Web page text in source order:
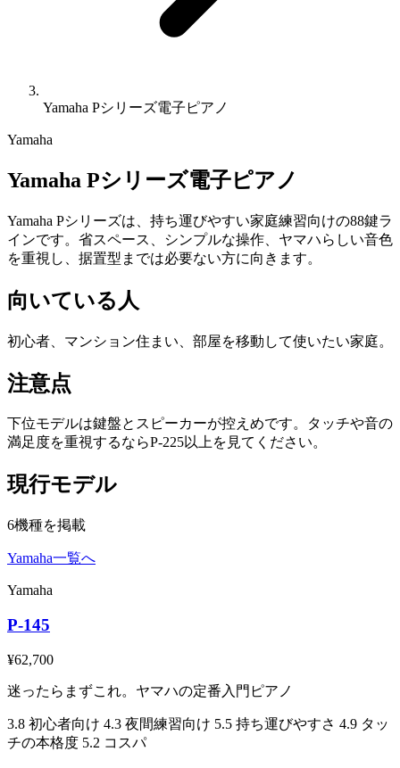
Yamaha Pシリーズ電子ピアノ
Yamaha
Yamaha Pシリーズ電子ピアノ
Yamaha Pシリーズは、持ち運びやすい家庭練習向けの88鍵ラ
インです。省スペース、シンプルな操作、ヤマハらしい音色
を重視し、据置型までは必要ない方に向きます。
向いている人
初心者、マンション住まい、部屋を移動して使いたい家庭。
注意点
下位モデルは鍵盤とスピーカーが控えめです。タッチや音の
満足度を重視するならP-225以上を見てください。
現行モデル
6機種を掲載
Yamaha一覧へ
Yamaha
P-145
¥62,700
迷ったらまずこれ。ヤマハの定番入門ピアノ
3.8 初心者向け 4.3 夜間練習向け 5.5 持ち運びやすさ 4.9 タッ
チの本格度 5.2 コスパ